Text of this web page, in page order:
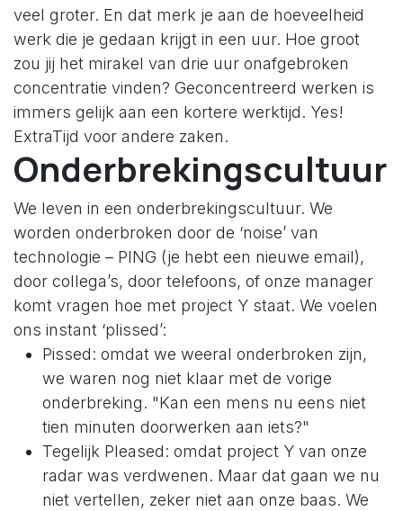
veel groter. En dat merk je aan de hoeveelheid
werk die je gedaan krijgt in een uur. Hoe groot
zou jij het mirakel van drie uur onafgebroken
concentratie vinden? Geconcentreerd werken is
immers gelijk aan een kortere werktijd. Yes!
ExtraTijd voor andere zaken.
Onderbrekingscultuur
We leven in een onderbrekingscultuur. We
worden onderbroken door de ‘noise’ van
technologie – PING (je hebt een nieuwe email),
door collega’s, door telefoons, of onze manager
komt vragen hoe met project Y staat. We voelen
ons instant ‘plissed’:
Pissed: omdat we weeral onderbroken zijn,
we waren nog niet klaar met de vorige
onderbreking. "Kan een mens nu eens niet
tien minuten doorwerken aan iets?"
Tegelijk Pleased: omdat project Y van onze
radar was verdwenen. Maar dat gaan we nu
niet vertellen, zeker niet aan onze baas. We